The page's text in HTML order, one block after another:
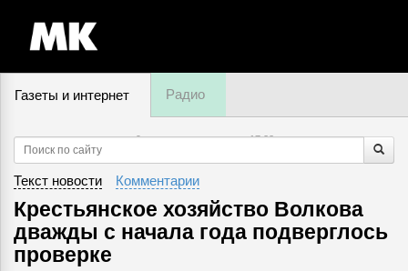
Газеты и интернет Радио
9 августа, воскресенье,17:22
Текст новости Комментарии
Крестьянское хозяйство Волкова
дважды с начала года подверглось
проверке